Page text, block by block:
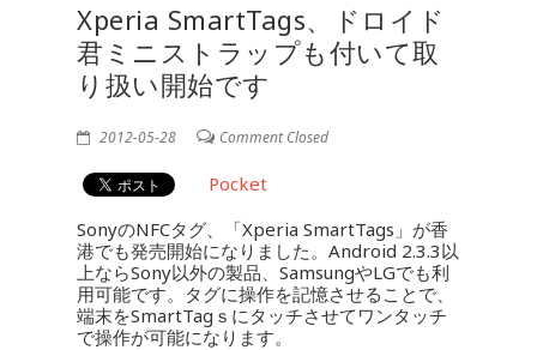
Xperia SmartTags、ドロイド
君ミニストラップも付いて取
り扱い開始です
2012-05-28 Comment Closed
Pocket
SonyのNFCタグ、「Xperia SmartTags」が香
港でも発売開始になりました。Android 2.3.3以
上ならSony以外の製品、SamsungやLGでも利
用可能です。タグに操作を記憶させることで、
端末をSmartTagｓにタッチさせてワンタッチ
で操作が可能になります。